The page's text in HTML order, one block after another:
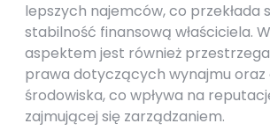
lepszych najemców, co przekłada
stabilność finansową właściciela.
aspektem jest również
prawa dotyczących wynajmu
środowiska, co wpływa na
zajmującej się zarządzaniem.